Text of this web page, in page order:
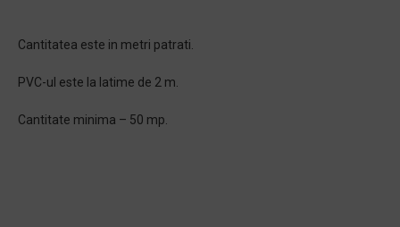
Cantitatea este in metri patrati.
PVC-ul este la latime de 2 m.
Cantitate minima – 50 mp.